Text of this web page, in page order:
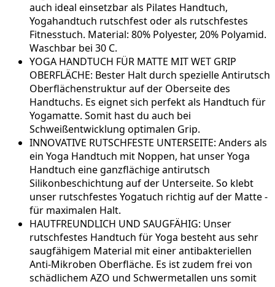
auch ideal einsetzbar als Pilates Handtuch,
Yogahandtuch rutschfest oder als rutschfestes
Fitnesstuch. Material: 80% Polyester, 20% Polyamid.
Waschbar bei 30 C.
YOGA HANDTUCH FÜR MATTE MIT WET GRIP
OBERFLÄCHE: Bester Halt durch spezielle Antirutsch
Oberflächenstruktur auf der Oberseite des
Handtuchs. Es eignet sich perfekt als Handtuch für
Yogamatte. Somit hast du auch bei
Schweißentwicklung optimalen Grip.
INNOVATIVE RUTSCHFESTE UNTERSEITE: Anders als
ein Yoga Handtuch mit Noppen, hat unser Yoga
Handtuch eine ganzflächige antirutsch
Silikonbeschichtung auf der Unterseite. So klebt
unser rutschfestes Yogatuch richtig auf der Matte -
für maximalen Halt.
HAUTFREUNDLICH UND SAUGFÄHIG: Unser
rutschfestes Handtuch für Yoga besteht aus sehr
saugfähigem Material mit einer antibakteriellen
Anti-Mikroben Oberfläche. Es ist zudem frei von
schädlichem AZO und Schwermetallen uns somit